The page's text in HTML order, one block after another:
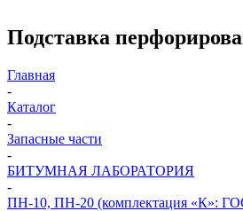
Подставка
Главная
-
Каталог
-
Запасные части
-
БИТУМНАЯ ЛАБОРАТОРИЯ
-
ПН-10, ПН-20 (комплектация «К»: